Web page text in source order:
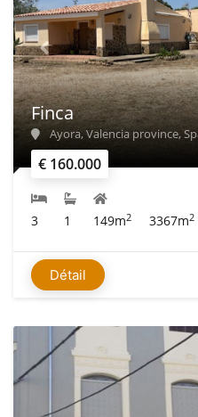
€ 160.000
Finca
Ayora, Valencia province,
3 1 149m2 3367m2
Détail